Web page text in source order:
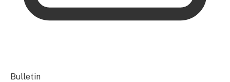
Bulletin